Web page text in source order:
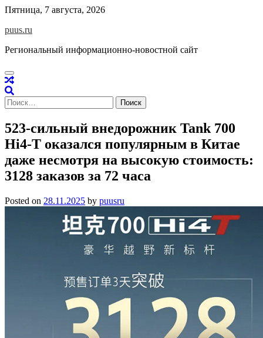
Skip
content
Пятница, 7 августа, 2026
puus.ru
Региональный информационно-новостной сайт
Найти:
523-сильный внедорожник Tank 700
Hi4-T оказался популярным в Китае
даже несмотря на высокую стоимость:
3128 заказов за 72 часа
Posted on 28.11.2025 by puusru